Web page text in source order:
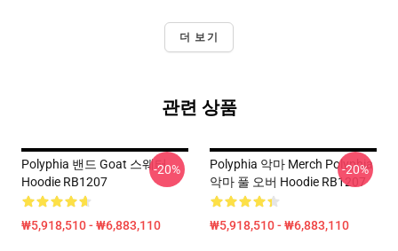
더 보기
관련 상품
Polyphia 밴드 Goat 스웨터
Hoodie RB1207
₩5,918,510 - ₩6,883,110
-20%
Polyphia 악마 Merch Polyphia
악마 풀 오버 Hoodie RB1207
₩5,918,510 - ₩6,883,110
-20%